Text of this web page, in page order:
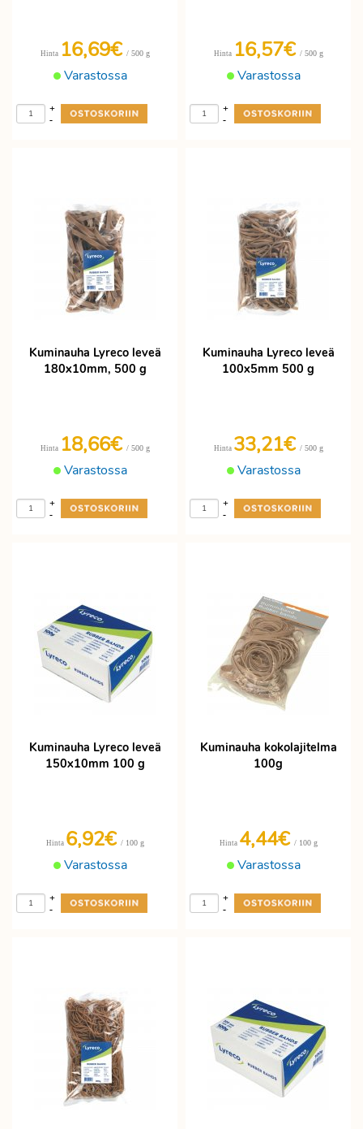
Varastossa
Hinta 16,69€ / 500 g
-
+
Varastossa
Hinta 16,57€ / 500 g
-
+
Kuminauha Lyreco leveä
180x10mm, 500 g
Varastossa
Hinta 18,66€ / 500 g
-
+
Kuminauha Lyreco leveä
100x5mm 500 g
Varastossa
Hinta 33,21€ / 500 g
-
+
Kuminauha Lyreco leveä
150x10mm 100 g
Varastossa
Hinta 6,92€ / 100 g
-
+
Kuminauha kokolajitelma
100g
Varastossa
Hinta 4,44€ / 100 g
-
+